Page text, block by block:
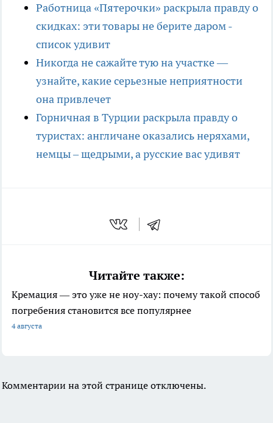
Работница «Пятерочки» раскрыла правду о
скидках: эти товары не берите даром -
список удивит
Никогда не сажайте тую на участке —
узнайте, какие серьезные неприятности
она привлечет
Горничная в Турции раскрыла правду о
туристах: англичане оказались неряхами,
немцы – щедрыми, а русские вас удивят
Читайте также:
Кремация — это уже не ноу-хау: почему такой способ
погребения становится все популярнее
4 августа
Комментарии на этой странице отключены.